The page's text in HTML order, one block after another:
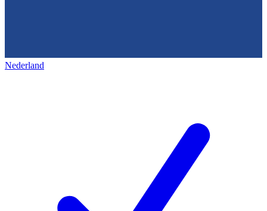
Nederland